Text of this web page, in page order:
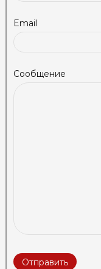
Email
Сообщение